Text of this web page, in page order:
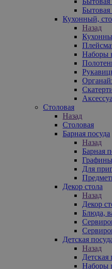
Бытовая
Кухонный,
Назад
Наборы
Столовая
Назад
Столовая
Барная посуда
Назад
Барная
Для
Декор стола
Назад
Декор
Блюда,
Детская
Назад
Детская
Наборы